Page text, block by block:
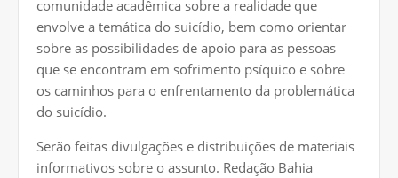
comunidade acadêmica sobre a realidade que
envolve a temática do suicídio, bem como orientar
sobre as possibilidades de apoio para as pessoas
que se encontram em sofrimento psíquico e sobre
os caminhos para o enfrentamento da problemática
do suicídio.
Serão feitas divulgações e distribuições de materiais
informativos sobre o assunto. Redação Bahia